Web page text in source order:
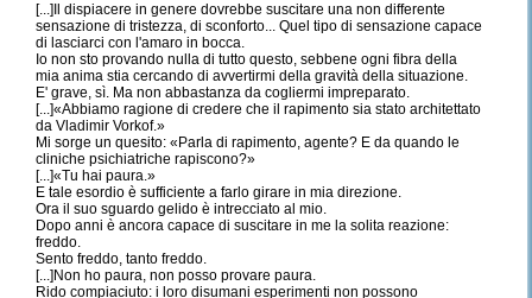
[...]Il dispiacere in genere dovrebbe suscitare una non differente
sensazione di tristezza, di sconforto... Quel tipo di sensazione capace
di lasciarci con l'amaro in bocca.
Io non sto provando nulla di tutto questo, sebbene ogni fibra della
mia anima stia cercando di avvertirmi della gravità della situazione.
E' grave, sì. Ma non abbastanza da cogliermi impreparato.
[...]«Abbiamo ragione di credere che il rapimento sia stato architettato
da Vladimir Vorkof.»
Mi sorge un quesito: «Parla di rapimento, agente? E da quando le
cliniche psichiatriche rapiscono?»
[...]«Tu hai paura.»
E tale esordio è sufficiente a farlo girare in mia direzione.
Ora il suo sguardo gelido è intrecciato al mio.
Dopo anni è ancora capace di suscitare in me la solita reazione:
freddo.
Sento freddo, tanto freddo.
[...]Non ho paura, non posso provare paura.
Rido compiaciuto: i loro disumani esperimenti non possono